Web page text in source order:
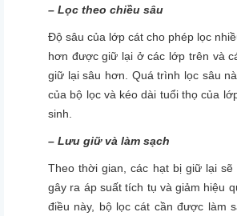
– Lọc theo chiều sâu
Độ sâu của lớp cát cho phép lọc
hơn được giữ lại ở các lớp trên và
giữ lại sâu hơn. Quá trình lọc sâu
của bộ lọc và kéo dài tuổi thọ của
sinh.
– Lưu giữ và làm sạch
Theo thời gian, các hạt bị giữ lại sẽ
gây ra áp suất tích tụ và giảm hiệu
điều này, bộ lọc cát cần được làm